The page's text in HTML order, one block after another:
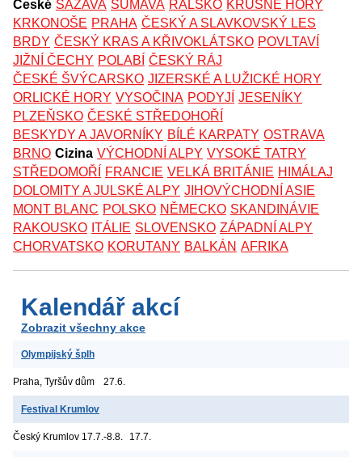
České SÁZAVA ŠUMAVA RALSKO KRUŠNÉ HORY
KRKONOŠE PRAHA ČESKÝ A SLAVKOVSKÝ LES
BRDY ČESKÝ KRAS A KŘIVOKLÁTSKO POVLTAVÍ
JIŽNÍ ČECHY POLABÍ ČESKÝ RÁJ
ČESKÉ ŠVÝCARSKO JIZERSKÉ A LUŽICKÉ HORY
ORLICKÉ HORY VYSOČINA PODYJÍ JESENÍKY
PLZEŇSKO ČESKÉ STŘEDOHOŘÍ
BESKYDY A JAVORNÍKY BÍLÉ KARPATY OSTRAVA
BRNO Cizina VÝCHODNÍ ALPY VYSOKÉ TATRY
STŘEDOMOŘÍ
FRANCIE VELKÁ BRITÁNIE HIMÁLAJ
DOLOMITY A JULSKÉ ALPY JIHOVÝCHODNÍ ASIE
MONT BLANC POLSKO NĚMECKO SKANDINÁVIE
RAKOUSKO ITÁLIE SLOVENSKO ZÁPADNÍ ALPY
CHORVATSKO KORUTANY BALKÁN AFRIKA
Kalendář akcí
Zobrazit všechny akce
Olympijský šplh
Praha, Tyršův dům 27.6.
Festival Krumlov
Český Krumlov 17.7.-8.8. 17.7.